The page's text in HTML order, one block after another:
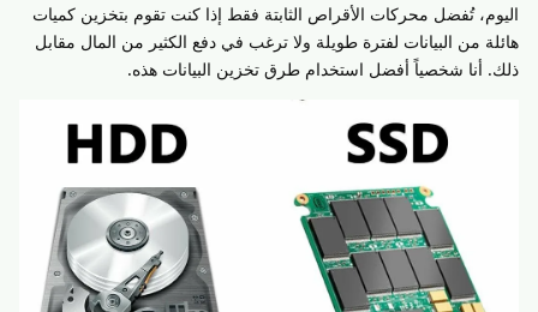
اليوم، تُفضل محركات الأقراص الثابتة فقط إذا كنت تقوم بتخزين كميات
هائلة من البيانات لفترة طويلة ولا ترغب في دفع الكثير من المال مقابل
ذلك. أنا شخصياً أفضل استخدام طرق تخزين البيانات هذه.